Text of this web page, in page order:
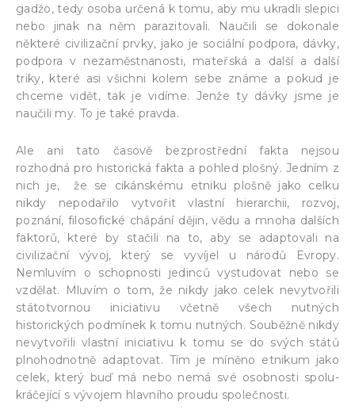
gadžo, tedy osoba určená k tomu, aby mu ukradli slepici
nebo jinak na něm parazitovali. Naučili se dokonale
některé civilizační prvky, jako je sociální podpora, dávky,
podpora v nezaměstnanosti, mateřská a další a další
triky, které asi všichni kolem sebe známe a pokud je
chceme vidět, tak je vidíme. Jenže ty dávky jsme je
naučili my. To je také pravda.
Ale ani tato časově bezprostřední fakta nejsou
rozhodná pro historická fakta a pohled plošný. Jedním z
nich je, že se cikánskému etniku plošně jako celku
nikdy nepodařilo vytvořit vlastní hierarchii, rozvoj,
poznání, filosofické chápání dějin, vědu a mnoha dalších
faktorů, které by stačili na to, aby se adaptovali na
civilizační vývoj, který se vyvíjel u národů Evropy.
Nemluvím o schopnosti jedinců vystudovat nebo se
vzdělat. Mluvím o tom, že nikdy jako celek nevytvořili
státotvornou iniciativu včetně všech nutných
historických podmínek k tomu nutných. Souběžně nikdy
nevytvořili vlastní iniciativu k tomu se do svých států
plnohodnotně adaptovat. Tím je míněno etnikum jako
celek, který buď má nebo nemá své osobnosti spolu-
kráčející s vývojem hlavního proudu společnosti.